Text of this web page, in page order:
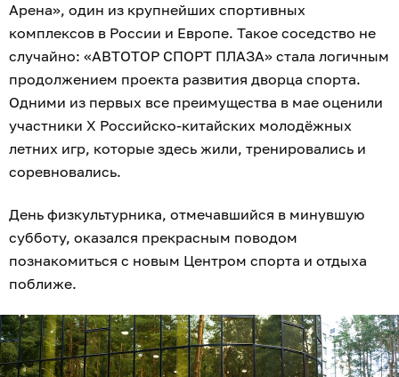
Арена», один из крупнейших спортивных
комплексов в России и Европе. Такое соседство не
случайно: «АВТОТОР СПОРТ ПЛАЗА» стала логичным
продолжением проекта развития дворца спорта.
Одними из первых все преимущества в мае оценили
участники X Российско-китайских молодёжных
летних игр, которые здесь жили, тренировались и
соревновались.
День физкультурника, отмечавшийся в минувшую
субботу, оказался прекрасным поводом
познакомиться с новым Центром спорта и отдыха
поближе.